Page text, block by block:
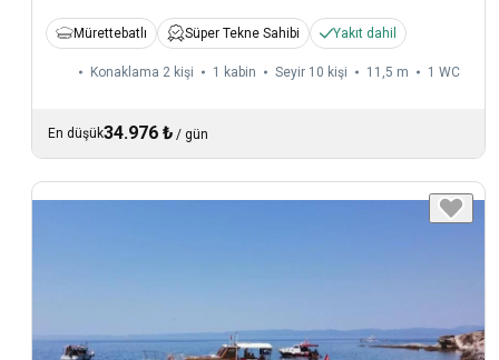
Mürettebatlı Süper Tekne Sahibi Yakıt dahil
Konaklama 2 kişi 1 kabin Seyir 10 kişi 11,5 m 1 WC
En düşük34.976 ₺ / gün